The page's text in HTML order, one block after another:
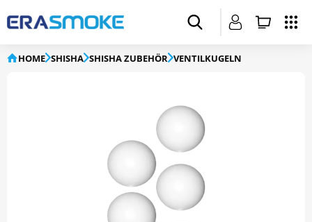
HOME SHISHA SHISHA ZUBEHÖR VENTILKUGELN